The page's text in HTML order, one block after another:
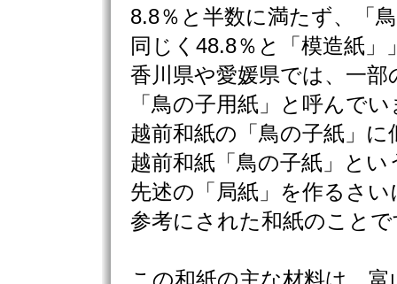
8.8％と半数に満たず、「
同じく48.8％と「模造紙
香川県や愛媛県では、一
「鳥の子用紙」と呼んで
越前和紙の「鳥の子紙」
越前和紙「鳥の子紙」とい
先述の「局紙」を作るさい
参考にされた和紙のことで